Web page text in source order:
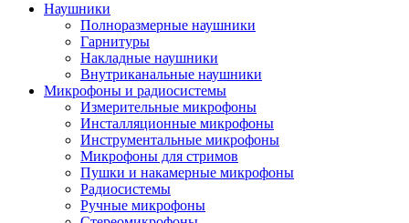
Наушники
Полноразмерные наушники
Гарнитуры
Накладные наушники
Внутриканальные наушники
Микрофоны и радиосистемы
Измерительные микрофоны
Инсталляционные микрофоны
Инструментальные микрофоны
Микрофоны для стримов
Пушки и накамерные микрофоны
Радиосистемы
Ручные микрофоны